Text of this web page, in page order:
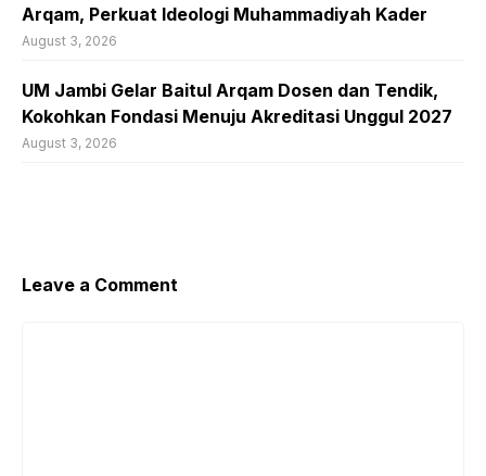
Arqam, Perkuat Ideologi Muhammadiyah Kader
August 3, 2026
UM Jambi Gelar Baitul Arqam Dosen dan Tendik,
Kokohkan Fondasi Menuju Akreditasi Unggul 2027
August 3, 2026
Leave a Comment